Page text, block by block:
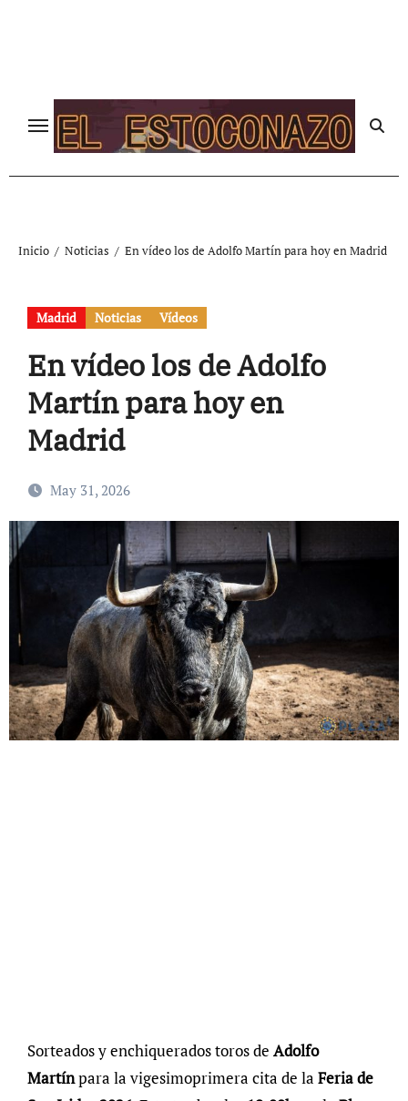
Inicio Noticias En vídeo los de Adolfo Martín para hoy en Madrid
Madrid Noticias Vídeos
En vídeo los de Adolfo
Martín para hoy en
Madrid
May 31, 2026
Sorteados y enchiquerados toros de Adolfo
Martínpara la vigesimoprimera cita de la Feria de